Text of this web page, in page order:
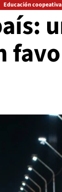
Educación coopeativa